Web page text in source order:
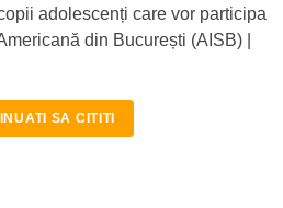
adolescenți care vor participa
din București (AISB) |
SA CITITI